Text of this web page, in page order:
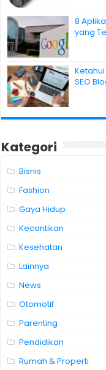
8
yang
SEO
Kategori
Bisnis
Fashion
Gaya Hidup
Kecantikan
Kesehatan
Lainnya
News
Otomotif
Parenting
Pendidikan
Rumah & Properti